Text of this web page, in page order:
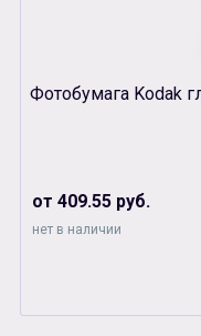
Фотобумага Kodak
от 409.55 руб.
нет в наличии